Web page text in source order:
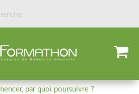
à tenir devant une
par quoi poursuivre ?